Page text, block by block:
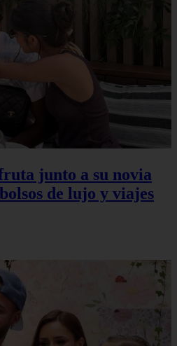
junto a su novia
de lujo y viajes